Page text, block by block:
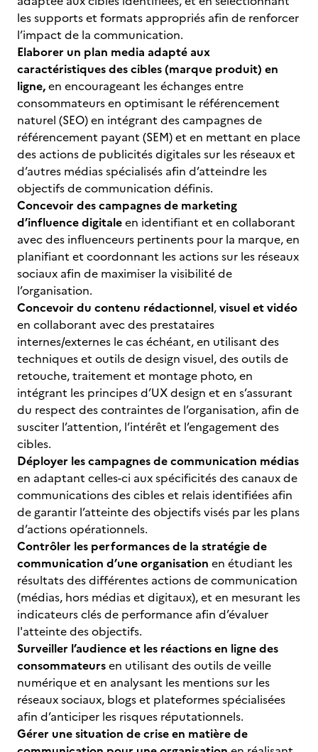
les supports et formats appropriés afin de renforcer
l’impact de la communication.
Elaborer un plan media adapté aux
caractéristiques des cibles (marque produit) en
ligne,en encourageant les échanges entre
consommateurs en optimisant le référencement
naturel (SEO) en intégrant des campagnes de
référencement payant (SEM) et en mettant en place
des actions de publicités digitales sur les réseaux et
d’autres médias spécialisés afin d’atteindre les
objectifs de communication définis.
Concevoir des campagnes de marketing
d’influence digitaleen identifiant et en collaborant
avec des influenceurs pertinents pour la marque, en
planifiant et coordonnant les actions sur les réseaux
sociaux afin de maximiser la visibilité de
l’organisation.
Concevoir du contenu rédactionnel,visuel et vidéo
en collaborant avec des prestataires
internes/externes le cas échéant, en utilisant des
techniques et outils de design visuel, des outils de
retouche, traitement et montage photo, en
intégrant les principes d’UX design et en s’assurant
du respect des contraintes de l’organisation, afin de
susciter l’attention, l’intérêt et l’engagement des
cibles.
Déployer les campagnes de communication médias
en adaptant celles-ci aux spécificités des canaux de
communications des cibles et relais identifiées afin
de garantir l’atteinte des objectifs visés par les plans
d’actions opérationnels.
Contrôler les performances de la stratégie de
communication d’une organisation en étudiant les
résultats des différentes actions de communication
(médias, hors médias et digitaux), et en mesurant les
indicateurs clés de performance afin d’évaluer
l'atteinte des objectifs.
Surveiller l’audience et les réactions en ligne des
consommateursen utilisant des outils de veille
numérique et en analysant les mentions sur les
réseaux sociaux, blogs et plateformes spécialisées
afin d’anticiper les risques réputationnels.
Gérer une situation de crise en matière de